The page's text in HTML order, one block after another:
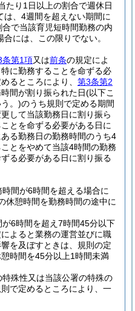
たり1日以上の割合で週休日
、4週間を超えない期間に
で当該育児短時間勤務の内
合には、この限りでない。
条第1項又は前条の規定によ
に勤務することを命ずる必
るところにより、 第3条第2
間が割り振られた日(以下こ
。)のうち規則で定める期間
して当該勤務日に割り振ら
とを命ずる必要がある日に
る勤務日の勤務時間のうち4
とをやめて当該4時間の勤務
る必要がある日に割り振る
間が6時間を超える場合に
休憩時間を勤務時間の途中に
6時間を超え7時間45分以下
よると業務の運営並びに職
を及ぼすときは、規則の定
時間を45分以上1時間未満
殊性又は当該公署の特殊の
で定めるところにより、一